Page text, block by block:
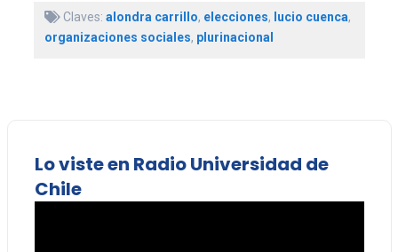
Claves: alondra carrillo, elecciones, lucio cuenca,
organizaciones sociales, plurinacional
Lo viste en Radio Universidad de
Chile